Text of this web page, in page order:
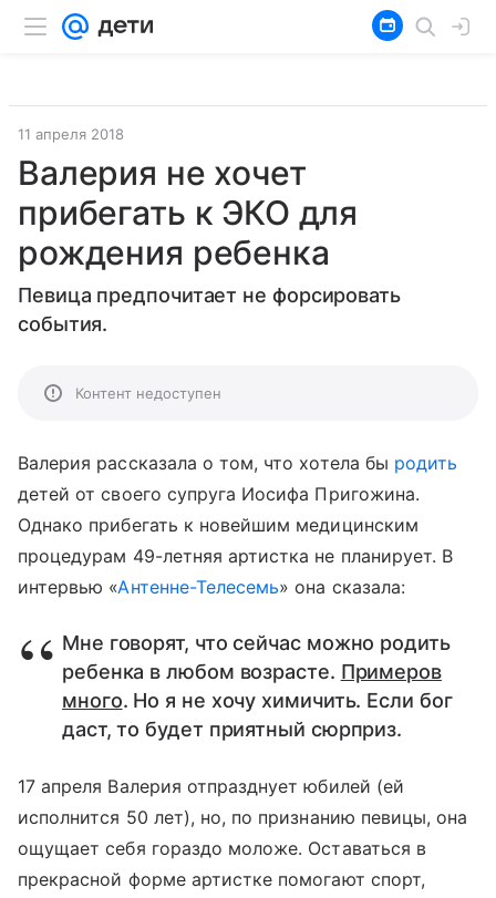
11 апреля 2018
Валерия не хочет
прибегать к ЭКО для
рождения ребенка
Певица предпочитает не форсировать
события.
Контент недоступен
Валерия рассказала о том, что хотела бы родить
детей от своего супруга Иосифа Пригожина.
Однако прибегать к новейшим медицинским
процедурам 49-летняя артистка не планирует. В
интервью «Антенне-Телесемь» она сказала:
Мне говорят, что сейчас можно родить
ребенка в любом возрасте. Примеров
много. Но я не хочу химичить. Если бог
даст, то будет приятный сюрприз.
17 апреля Валерия отпразднует юбилей (ей
исполнится 50 лет), но, по признанию певицы, она
ощущает себя гораздо моложе. Оставаться в
прекрасной форме артистке помогают спорт,